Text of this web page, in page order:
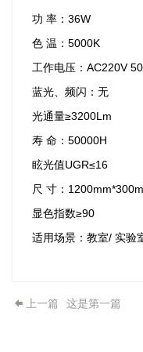
功 率：36W
色 温：5000K
工作电压：AC220V
蓝光、频闪：无
光通量≥3200Lm
寿 命：50000H
眩光值UGR≤16
尺 寸：
显色指数≥90
适用场景：教室/ 实验
上一篇
这是第一篇